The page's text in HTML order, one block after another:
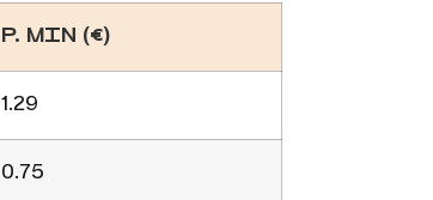
P. MIN (€)
1.29
0.75